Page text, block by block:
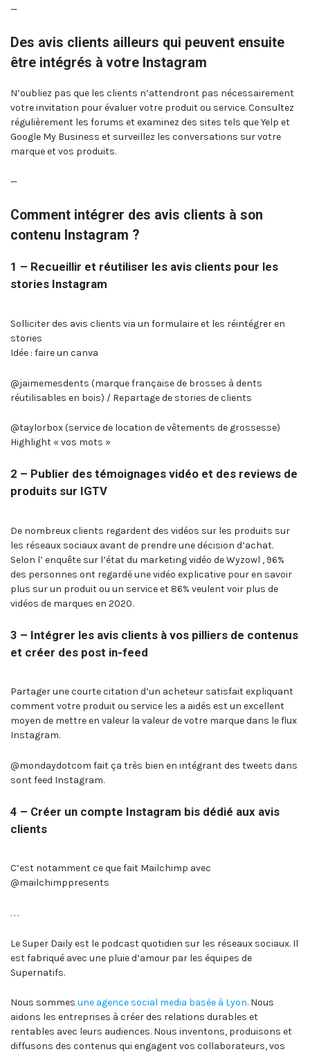
—
Des avis clients ailleurs qui peuvent ensuite
être intégrés à votre Instagram
N’oubliez pas que les clients n’attendront pas nécessairement
votre invitation pour évaluer votre produit ou service. Consultez
régulièrement les forums et examinez des sites tels que Yelp et
Google My Business et surveillez les conversations sur votre
marque et vos produits.
—
Comment intégrer des avis clients à son
contenu Instagram ?
1 – Recueillir et réutiliser les avis clients pour les
stories Instagram
Solliciter des avis clients via un formulaire et les réintégrer en
stories
Idée : faire un canva
@jaimemesdents (marque française de brosses à dents
réutilisables en bois) / Repartage de stories de clients
@taylorbox (service de location de vêtements de grossesse)
Highlight « vos mots »
2 – Publier des témoignages vidéo et des reviews de
produits sur IGTV
De nombreux clients regardent des vidéos sur les produits sur
les réseaux sociaux avant de prendre une décision d’achat.
Selon l’ enquête sur l’état du marketing vidéo de Wyzowl , 96%
des personnes ont regardé une vidéo explicative pour en savoir
plus sur un produit ou un service et 86% veulent voir plus de
vidéos de marques en 2020.
3 – Intégrer les avis clients à vos pilliers de contenus
et créer des post in-feed
Partager une courte citation d’un acheteur satisfait expliquant
comment votre produit ou service les a aidés est un excellent
moyen de mettre en valeur la valeur de votre marque dans le flux
Instagram.
@mondaydotcom fait ça très bien en intégrant des tweets dans
sont feed Instagram.
4 – Créer un compte Instagram bis dédié aux avis
clients
C’est notamment ce que fait Mailchimp avec
@mailchimppresents
. . .
Le Super Daily est le podcast quotidien sur les réseaux sociaux. Il
est fabriqué avec une pluie d’amour par les équipes de
Supernatifs.
Nous sommes une agence social media basée à Lyon. Nous
aidons les entreprises à créer des relations durables et
rentables avec leurs audiences. Nous inventons, produisons et
diffusons des contenus qui engagent vos collaborateurs, vos